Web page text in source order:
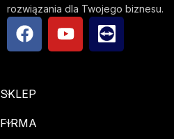
rozwiązania dla Twojego biznesu.
SKLEP
FIRMA